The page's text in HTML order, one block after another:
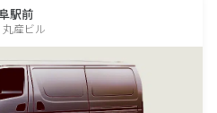
駅前
産ビル